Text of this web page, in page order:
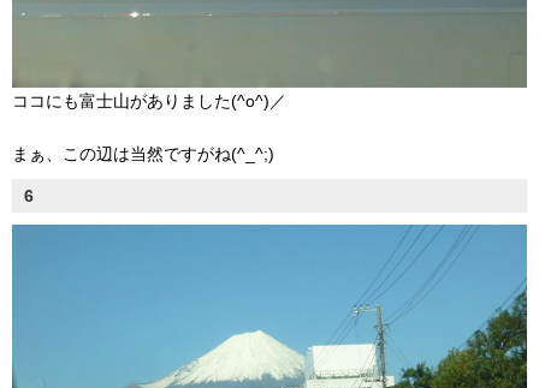
ココにも富士山がありました(^o^)／
まぁ、この辺は当然ですがね(^_^;)
6